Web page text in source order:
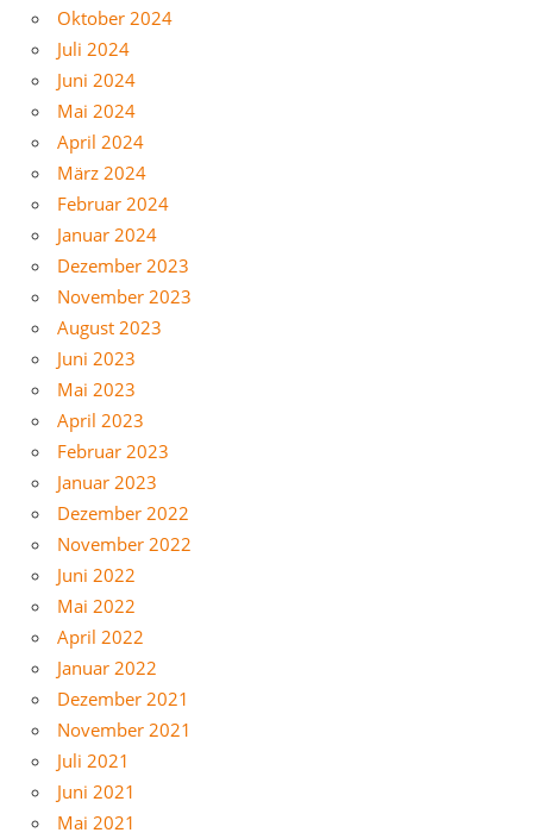
Oktober 2024
Juli 2024
Juni 2024
Mai 2024
April 2024
März 2024
Februar 2024
Januar 2024
Dezember 2023
November 2023
August 2023
Juni 2023
Mai 2023
April 2023
Februar 2023
Januar 2023
Dezember 2022
November 2022
Juni 2022
Mai 2022
April 2022
Januar 2022
Dezember 2021
November 2021
Juli 2021
Juni 2021
Mai 2021